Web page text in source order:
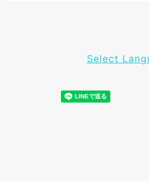
Select